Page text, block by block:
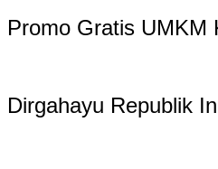
Promo Gratis UMKM
Dirgahayu Republik